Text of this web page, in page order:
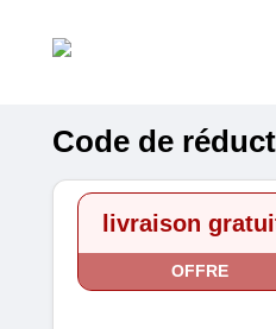
Code de
livraison
OFFRE